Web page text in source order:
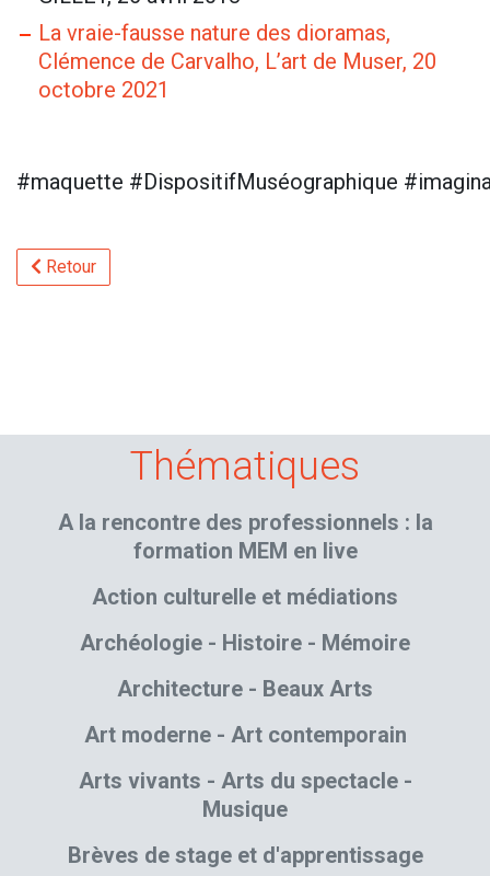
La vraie-fausse nature des dioramas,
Clémence de Carvalho, L’art de Muser, 20
octobre 2021
#maquette #DispositifMuséographique
Retour
Thématiques
A la rencontre des professionnels : la
formation MEM en live
Action culturelle et médiations
Archéologie - Histoire - Mémoire
Architecture - Beaux Arts
Art moderne - Art contemporain
Arts vivants - Arts du spectacle -
Musique
Brèves de stage et d'apprentissage